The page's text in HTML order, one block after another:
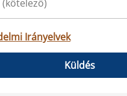
Irányelvek
Küldés